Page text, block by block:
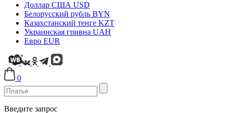
Доллар США USD
Белорусский рубль BYN
Казахстанский тенге KZT
Украинская гривна UAH
Евро EUR
0
Введите запрос